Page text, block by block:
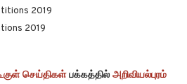
2019
2019
செய்திகள்பக்கத்தில் அறிவியல்புரம்